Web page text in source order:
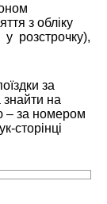
з обліку
у розстрочку),
за
на
– за номером
сторінці